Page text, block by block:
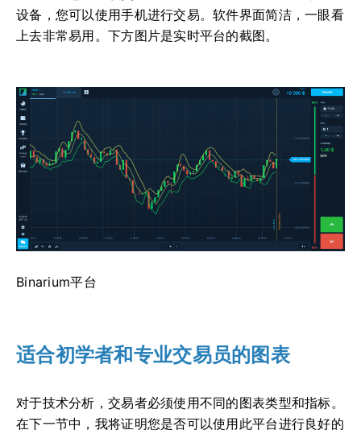
设备，您可以使用手机进行交易。软件界面简洁，一眼看
上去非常易用。下方图片是实时平台的截图。
Binarium平台
适合初学者和专业交易员的图表
对于技术分析，交易者必须使用不同的图表类型和指标。
在下一节中，我将证明您是否可以使用此平台进行良好的